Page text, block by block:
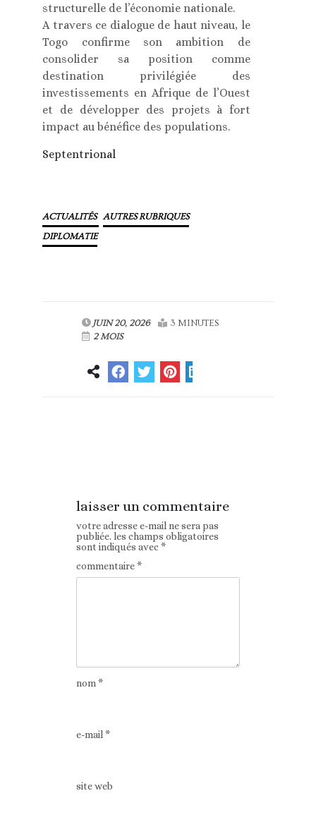
structurelle de l’économie nationale.
A travers ce dialogue de haut niveau, le
Togo confirme son ambition de
consolider sa position comme
destination privilégiée des
investissements en Afrique de l’Ouest
et de développer des projets à fort
impact au bénéfice des populations.
Septentrional
ACTUALITÉS AUTRES RUBRIQUES
DIPLOMATIE
JUIN 20, 2026
3 MINUTES
2 MOIS
laisser un commentaire
votre adresse e-mail ne sera pas
publiée. les champs obligatoires
sont indiqués avec*
commentaire*
nom*
e-mail*
site web